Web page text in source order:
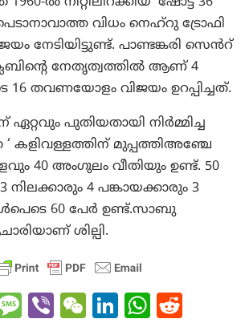
വിധം നെഹ്റു ട്രോഫി
നേടിയിട്ടുണ്ട്. പാണ്ടങ്കരി സെൻറ്
നേതൃത്വത്തിൽ ആണ് 4
16 തവണയോളം വിജയം ഉറപ്പിച്ചത്.
ഏറ്റവും പുതിയതായി നിർമ്മിച്ച
‘ കളിവള്ളത്തിന് മുപ്പത്തിഅഞ്ചേ
40 അംഗുലം വീതിയും ഉണ്ട്. 50
നിലക്കാരും 4 പങ്കായക്കാരും 3
60 പേർ ഉണ്ട്.സാബു
ശില്പി.
M Vi W Li W